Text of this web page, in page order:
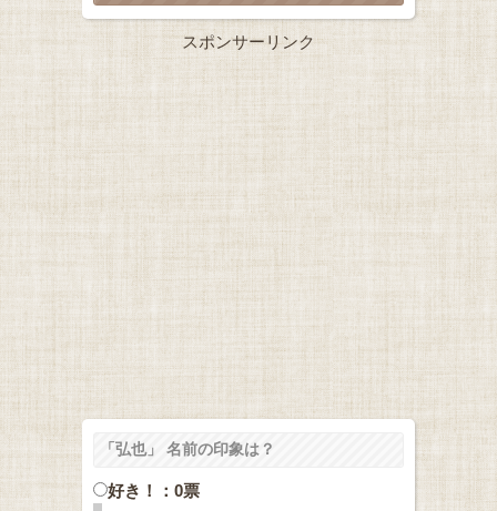
スポンサーリンク
「弘也」 名前の印象は？
好き！：0票